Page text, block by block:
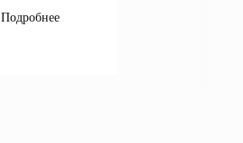
Подробнее